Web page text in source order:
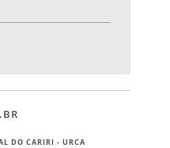
DO CARIRI - URCA